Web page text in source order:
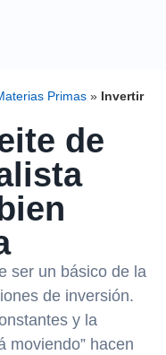
Primas » Invertir
de
ser un básico de la
de inversión.
y la
moviendo” hacen